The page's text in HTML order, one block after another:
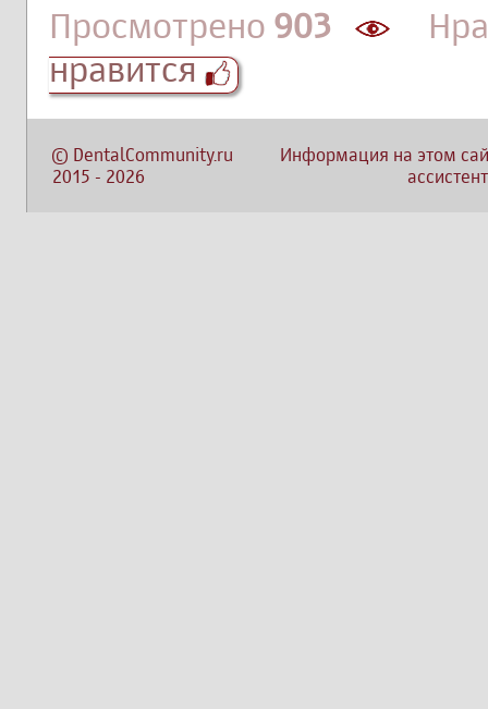
Просмотрено 903
нравится
© DentalCommunity.ru
2015 - 2026
Информация на этом